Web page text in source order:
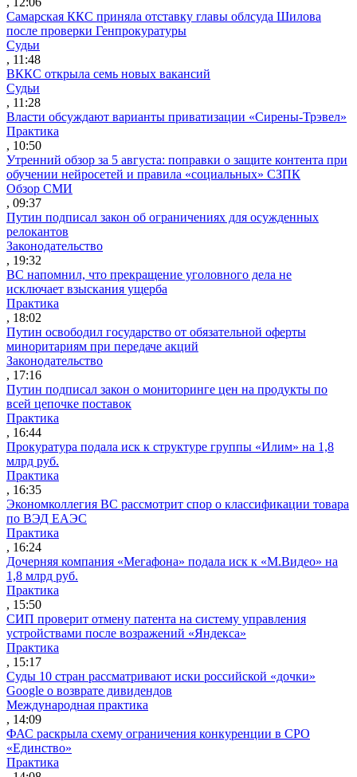
Самарская ККС приняла отставку главы облсуда Шилова
после проверки Генпрокуратуры
Судьи
, 11:48
ВККС открыла семь новых вакансий
Судьи
, 11:28
Власти обсуждают варианты приватизации «Сирены-Трэвел»
Практика
, 10:50
Утренний обзор за 5 августа: поправки о защите контента при
обучении нейросетей и правила «социальных» СЗПК
Обзор СМИ
, 09:37
Путин подписал закон об ограничениях для осужденных
релокантов
Законодательство
, 19:32
ВС напомнил, что прекращение уголовного дела не
исключает взыскания ущерба
Практика
, 18:02
Путин освободил государство от обязательной оферты
миноритариям при передаче акций
Законодательство
, 17:16
Путин подписал закон о мониторинге цен на продукты по
всей цепочке поставок
Практика
, 16:44
Прокуратура подала иск к структуре группы «Илим» на 1,8
млрд руб.
Практика
, 16:35
Экономколлегия ВС рассмотрит спор о классификации товара
по ВЭД ЕАЭС
Практика
, 16:24
Дочерняя компания «Мегафона» подала иск к «М.Видео» на
1,8 млрд руб.
Практика
, 15:50
СИП проверит отмену патента на систему управления
устройствами после возражений «Яндекса»
Практика
, 15:17
Суды 10 стран рассматривают иски российской «дочки»
Google о возврате дивидендов
Международная практика
, 14:09
ФАС раскрыла схему ограничения конкуренции в СРО
«Единство»
Практика